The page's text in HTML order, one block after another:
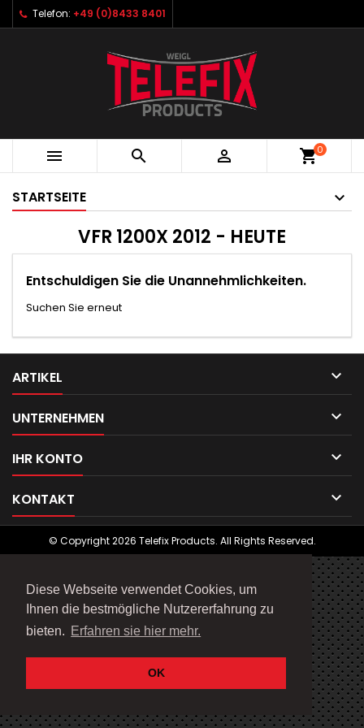
Diese Webseite verwendet Cookies, um
Ihnen die bestmögliche Nutzererfahrung zu
bieten. Erfahren sie hier mehr.
OK
Telefon: +49 (0)8433 8401
   shopping_cart0
STARTSEITE
VFR 1200X 2012 - HEUTE
Entschuldigen Sie die Unannehmlichkeiten.
Suchen Sie erneut
ARTIKEL 
UNTERNEHMEN 
IHR KONTO 
KONTAKT 
© Copyright 2026 Telefix Products. All Rights Reserved.